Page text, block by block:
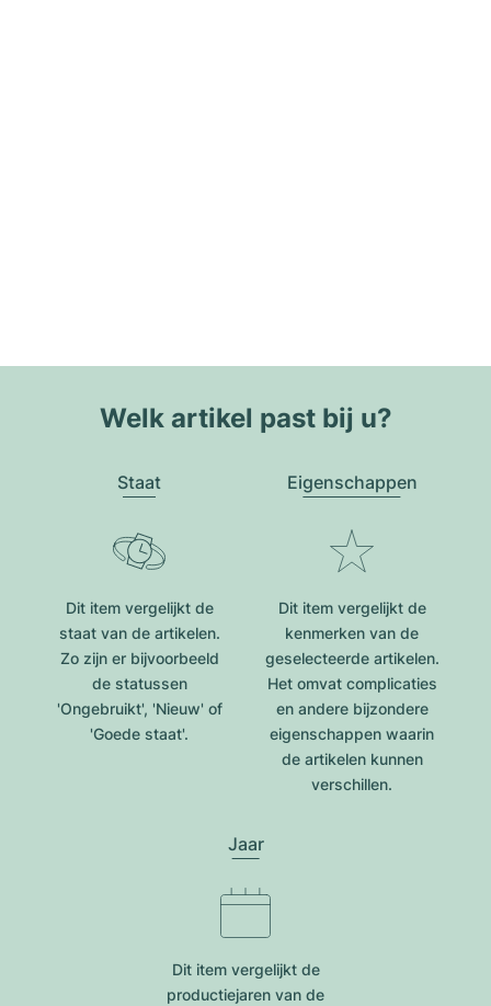
Welk artikel past bij u?
Staat
Dit item vergelijkt de
staat van de artikelen.
Zo zijn er bijvoorbeeld
de statussen
'Ongebruikt', 'Nieuw' of
'Goede staat'.
Eigenschappen
Dit item vergelijkt de
kenmerken van de
geselecteerde artikelen.
Het omvat complicaties
en andere bijzondere
eigenschappen waarin
de artikelen kunnen
verschillen.
Jaar
Dit item vergelijkt de
productiejar​en van de